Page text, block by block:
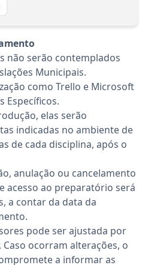
não serão contemplados
Municipais.
como Trello e Microsoft
Específicos.
elas serão
indicadas no ambiente de
de cada disciplina, após o
anulação ou cancelamento
acesso ao preparatório será
a contar da data da
pode ser ajustada por
ocorram alterações, o
a informar as